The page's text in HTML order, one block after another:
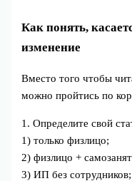
Как понять,
изменение
Вместо того чтобы
можно пройтись по
1. Определите свой
1) только физлицо;
2) физлицо +
3) ИП без сотрудников;